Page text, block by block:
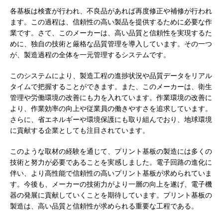
各基板は検査が行われ、不良品があれば再度修正や補修が行われ
ます。この過程は、信頼性の高い製品を提供するために必要な作
業です。さて、このメーカーは、高い品質と信頼性を実現するた
めに、独自の技術と厳格な品質管理を導入しています。その一つ
が、製造過程の全体を一元管理するシステムです。
このシステムにより、製造工程の進捗状況や品質データをリアル
タイムで把握することができます。また、このメーカーは、衛生
管理や労働環境の改善にも力を入れています。作業環境の改善に
より、作業効率の向上や従業員の働きやすさを追求しています。
さらに、省エネルギーや環境保護にも取り組んでおり、地球環境
に貢献する企業としても注目されています。
このような取材の経験を通じて、プリント基板の製造には多くの
技術と努力が必要であることを実感しました。電子回路の進化に
伴い、より高性能で信頼性の高いプリント基板が求められていま
す。今後も、メーカーの技術力がより一層の向上を遂げ、電子機
器の発展に貢献していくことを期待しています。プリント基板の
製造は、高い品質と信頼性が求められる重要な工程である。